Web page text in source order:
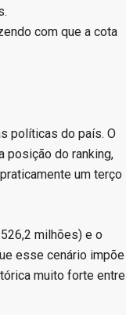
com que a cota
políticas do país. O
posição do ranking,
um terço
milhões) e o
esse cenário impõe
muito forte entre